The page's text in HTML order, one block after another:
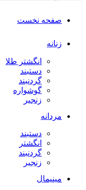
صفحه نخست
زنانه
انگشتر طلا
دستبند
گردنبند
گوشواره
زنجیر
مردانه
دستبند
انگشتر
گردنبند
زنجیر
مینیمال